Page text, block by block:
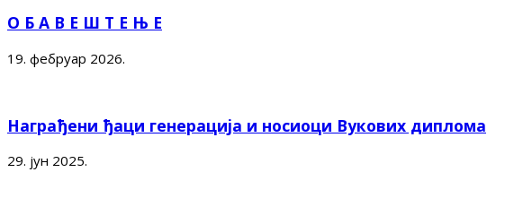
О Б А В Е Ш Т Е Њ Е
19. фебруар 2026.
Награђени ђаци генерација и носиоци Вукових диплома
29. јун 2025.